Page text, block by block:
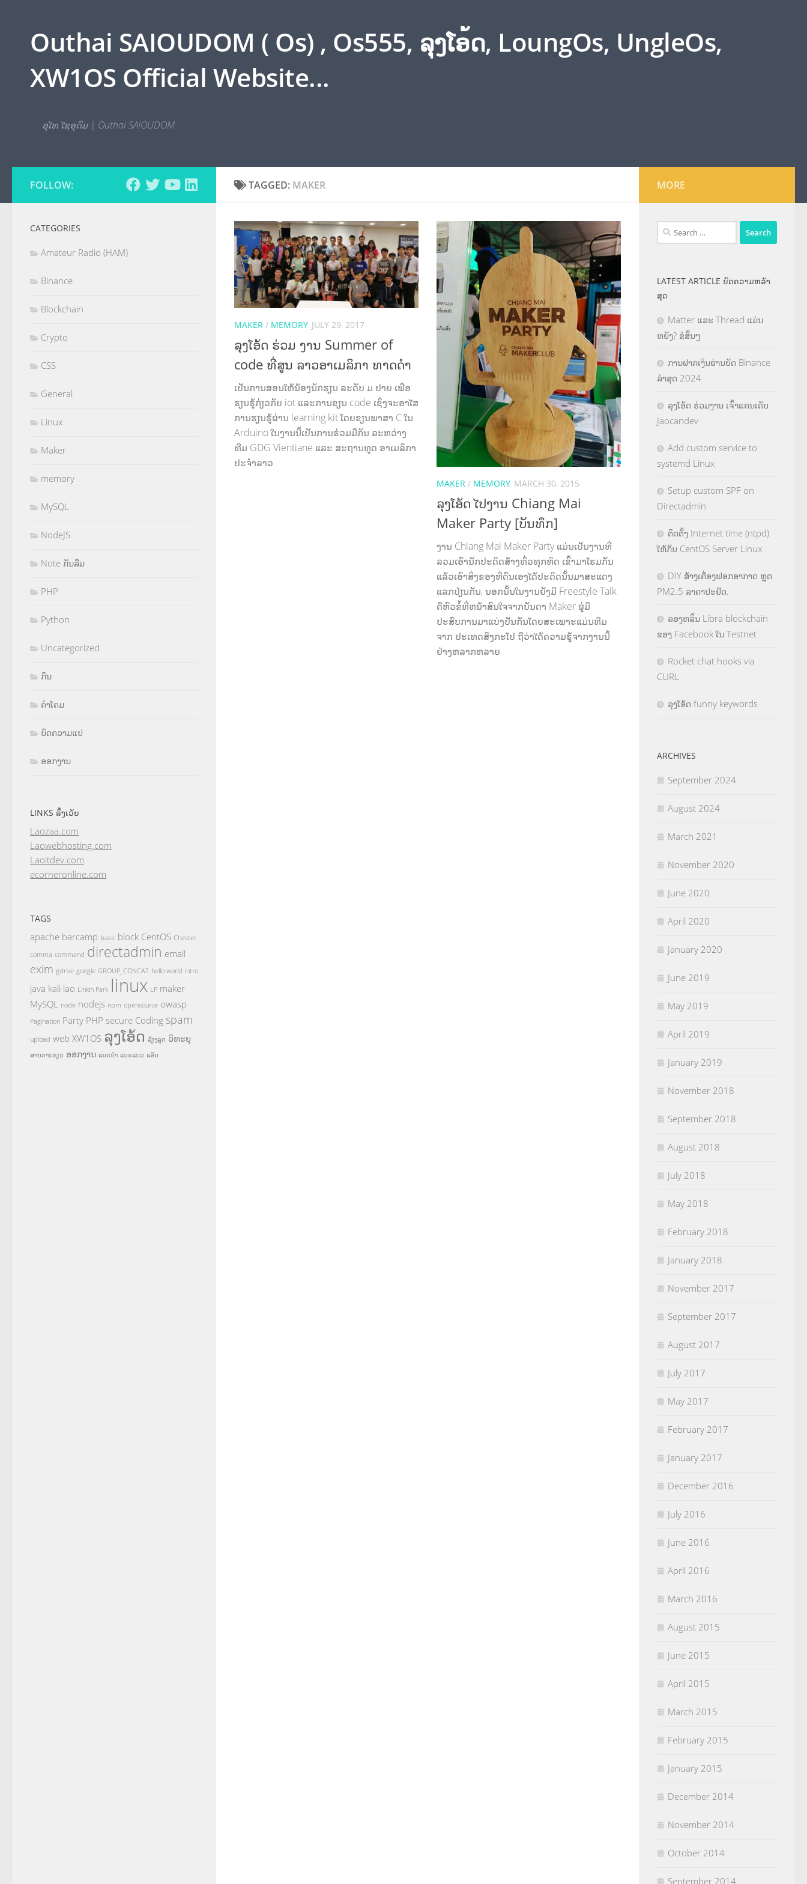
Outhai SAIOUDOM ( Os) , Os555, ລຸງໂອ້ດ, LoungOs, UngleOs,
XW1OS Official Website...
ອຸໄທ ໄຊອຸດົມ | Outhai SAIOUDOM
TAGGED: MAKER
MAKER / MEMORY JULY 29, 2017
ລຸງໂອ້ດ ຮ່ວມ ງານ Summer of
code ທີ່ສູນ ລາວອາເມລິກາ ທາດດຳ
ເປັນການສອນໃຫ້ນ້ອງນັກຮຽນ ລະດັບ ມ ປາຍ ເພື່ອ
ຮຽນຮູ້ກ່ຽວກັບ iot ແລະການຂຽນ code ເຊິ່ງຈະອາໄສ
ການຮຽນຮູ້ຜ່ານ learning kit ໂດຍຂຽນພາສາ C ໃນ
Arduino ໃນງານນີ້ເປັນການຮ່ວມມືກັນ ລະຫວ່າງ
ທີມ GDG Vientiane ແລະ ສະຖານທູດ ອາເມລິກາ
ປະຈຳລາວ
MAKER / MEMORY MARCH 30, 2015
ລຸງໂອ້ດ ໄປງານ Chiang Mai
Maker Party [ບັນທຶກ]
ງານ Chiang Mai Maker Party ແມ່ນເປັນງານທີ່
ລວມເອົານັກປະດິດສ້າງທົ່ວທຸຸກທິດ ເຂົ້າມາໂຮມກັນ
ແລ້ວເອົາສິ່ງຂອງທີ່ດົນເອງໄດ້ປະດິດນັ້ນມາສະແດງ
ແລກປ່ຽນກັນ, ນອກນັ້ນໃນງານຍັງມີ Freestyle Talk
ຄືຫົວຂໍ້ທີ່ຫນ້າສົນໃຈຈາກບັນດາ Maker ຜູ່ມີ
ປະສົບການມາແບ່ງປັນກັນໂດຍສະເພາະແມ່ນທີມ
ຈາກ ປະເທດສິງກະໂປ ຖືວ່າໄດ້ຄວາມຮູ້ຈາກງານນີ້
ຢ່າງຫລາກຫລາຍ
FOLLOW:
CATEGORIES
Amateur Radio (HAM)
Binance
Blockchain
Crypto
CSS
General
Linux
Maker
memory
MySQL
NodeJS
Note ກັນລືມ
PHP
Python
Uncategorized
ກິນ
ຄຳໂຄມ
ບົດຄວາມແປ
ອອກງານ
LINKS ລິ້ງເວັບ
Laozaa.com
Laowebhosting.com
Laoitdev.com
ecorneronline.com
TAGS
apache barcamp basic block CentOS Chester
comma command directadmin email
exim gdrive google GROUP_CONCAT hello world intro
java kali lao Linkin Park linux LP maker
MySQL node nodejs npm opensource owasp
Pagination Party PHP secure Coding spam
upload web XW1OS ລຸງໂອ້ດ ລ້ຽງລູກ ວິທະຍຸ
ສາຍການຮຽນ ອອກງານ ແນະນຳ ແນະແນວ ແອັບ
MORE
Search
for:
LATEST ARTICLE ບົດຄວາມຫລ້າ
ສຸດ
Matter ແລະ Thread ແມ່ນ
ຫຍັງ? ຂໍສັ້ນໆ
ການຝາກເງິນຜ່ານບັດ Binance
ລ່າສຸດ 2024
ລຸງໂອ້ດ ຮ່ວມງານ ເຈົ້າແຄນເດັບ
Jaocandev
Add custom service to
systemd Linux
Setup custom SPF on
Directadmin
ຕິດຕັ້ງ Internet time (ntpd)
ໃຫ້ກັບ CentOS Server Linux
DIY ສ້າງເຄື່ອງຟອກອາກາດ ຫຼຸດ
PM2.5 ລາຄາປະຢັດ.
ລອງຫລິ້ນ Libra blockchain
ຂອງ Facebook ໃນ Testnet
Rocket chat hooks via
CURL
ລຸງໂອ້ດ funny keywords
ARCHIVES
September 2024
August 2024
March 2021
November 2020
June 2020
April 2020
January 2020
June 2019
May 2019
April 2019
January 2019
November 2018
September 2018
August 2018
July 2018
May 2018
February 2018
January 2018
November 2017
September 2017
August 2017
July 2017
May 2017
February 2017
January 2017
December 2016
July 2016
June 2016
April 2016
March 2016
August 2015
June 2015
April 2015
March 2015
February 2015
January 2015
December 2014
November 2014
October 2014
September 2014